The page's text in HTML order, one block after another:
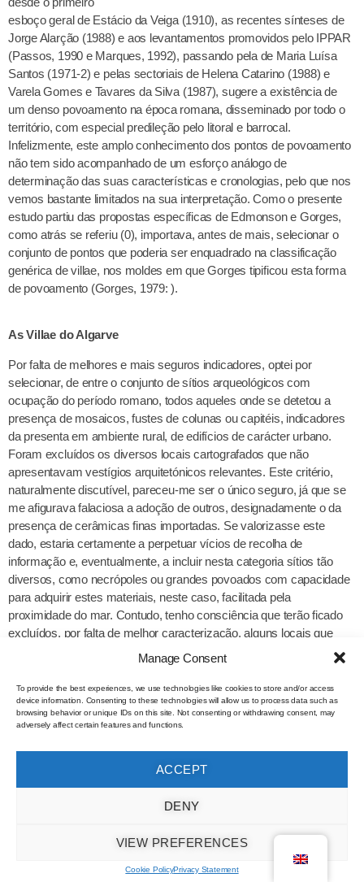
Manage Consent
To provide the best experiences, we use technologies like cookies to store and/or access
device information. Consenting to these technologies will allow us to process data such as
browsing behavior or unique IDs on this site. Not consenting or withdrawing consent, may
adversely affect certain features and functions.
ACCEPT
DENY
VIEW PREFERENCES
Cookie PolicyPrivacy Statement
esboço geral de Estácio da Veiga (1910), as recentes sínteses de
Jorge Alarção (1988) e aos levantamentos promovidos pelo IPPAR
(Passos, 1990 e Marques, 1992), passando pela de Maria Luísa
Santos (1971-2) e pelas sectoriais de Helena Catarino (1988) e
Varela Gomes e Tavares da Silva (1987), sugere a existência de
um denso povoamento na época romana, disseminado por todo o
território, com especial predileção pelo litoral e barrocal.
Infelizmente, este amplo conhecimento dos pontos de povoamento
não tem sido acompanhado de um esforço análogo de
determinação das suas características e cronologias, pelo que nos
vemos bastante limitados na sua interpretação. Como o presente
estudo partiu das propostas específicas de Edmonson e Gorges,
como atrás se referiu (0), importava, antes de mais, selecionar o
conjunto de pontos que poderia ser enquadrado na classificação
genérica de villae, nos moldes em que Gorges tipificou esta forma
de povoamento (Gorges, 1979: ).
As Villae do Algarve
Por falta de melhores e mais seguros indicadores, optei por
selecionar, de entre o conjunto de sítios arqueológicos com
ocupação do período romano, todos aqueles onde se detetou a
presença de mosaicos, fustes de colunas ou capitéis, indicadores
da presenta em ambiente rural, de edifícios de carácter urbano.
Foram excluídos os diversos locais cartografados que não
apresentavam vestígios arquitetónicos relevantes. Este critério,
naturalmente discutível, pareceu-me ser o único seguro, já que se
me afigurava falaciosa a adoção de outros, designadamente o da
presença de cerâmicas finas importadas. Se valorizasse este
dado, estaria certamente a perpetuar vícios de recolha de
informação e, eventualmente, a incluir nesta categoria sítios tão
diversos, como necrópoles ou grandes povoados com capacidade
para adquirir estes materiais, neste caso, facilitada pela
proximidade do mar. Contudo, tenho consciência que terão ficado
excluídos, por falta de melhor caracterização, alguns locais que
poderão ter conhecido a implantação de villae, como por exemplo o
sitio da Lezíria (8/264), nas proximidades de Baesuris, onde foi
recolhido um abundante lote de cerâmicas finas (Armda/Dias,
1985).
realidades estreitamente relacionadas com o mundo rural; os
vestígios de lagares e as barragens fig. 5).
No caso dos primeiros, infelizmente, só raras vezes está
romano, já que a maioria é documentada ou pela presença de
pesos das prensas —na praia, junto a Loulé Velho (8/300) e em
Aimadanin (594.2.1.)— ou pela presenta das estruturas